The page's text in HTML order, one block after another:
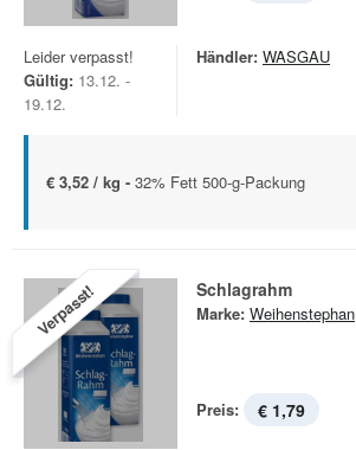
Leider verpasst!
Gültig: 13.12. -
19.12.
Händler: WASGAU
€ 3,52 / kg - 32% Fett 500-g-Packung
Verpasst! Schlagrahm
Marke: Weihenstephan
Preis: € 1,79